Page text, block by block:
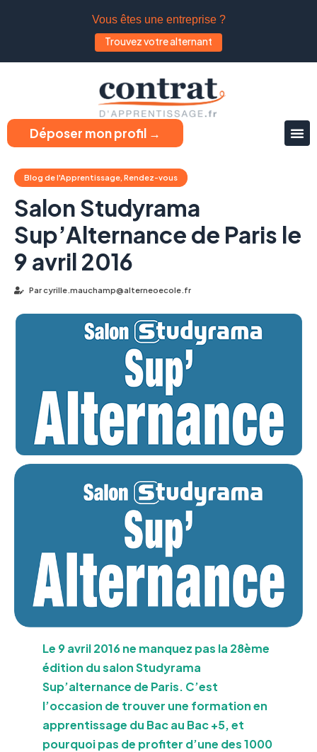
Vous êtes une entreprise ?
Trouvez votre alternant
Déposer mon profil →
Blog de l'Apprentissage, Rendez-vous
Salon Studyrama
Sup’Alternance de Paris le
9 avril 2016
Parcyrille.mauchamp@alterneoecole.fr
Le 9 avril 2016 ne manquez pas la 28ème
édition dusalon Studyrama
Sup’alternance de Paris. C’est
l’occasion de trouver une formation en
apprentissage du Bac au Bac +5, et
pourquoi pas de profiter d’une des 1000